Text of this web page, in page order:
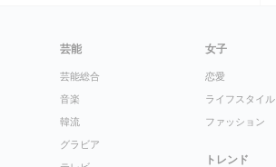
芸能
芸能総合
音楽
韓流
グラビア
女子
恋愛
ライフスタイル
ファッション
トレンド